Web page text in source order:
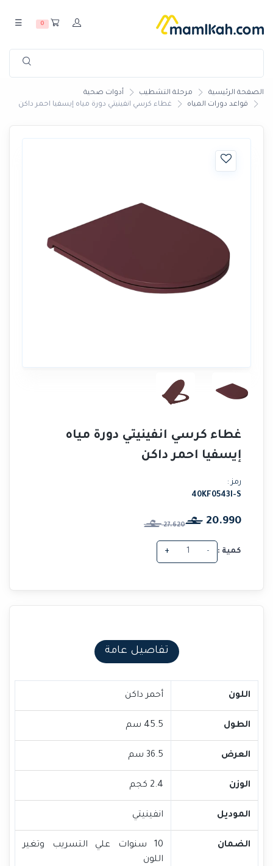
0
☰
الصفحة الرئيسية مرحلة التشطيب
أدوات صحية
قواعد دورات المياه
غطاء كرسي انفينيتي دورة مياه إيسفيا احمر داكن
غطاء كرسي انفينيتي دورة مياه
إيسفيا احمر داكن
رمز :
40KF0543I-S
20.990
27.620
كمية : -
+
تفاصيل عامة
اللون أحمر داكن
الطول 45.5 سم
العرض 36.5 سم
الوزن 2.4 كجم
الموديل انفينيتي
الضمان
10 سنوات علي التسريب وتغير
اللون